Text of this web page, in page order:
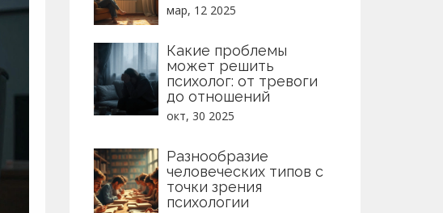
мар, 12 2025
Какие проблемы
может решить
психолог: от тревоги
до отношений
окт, 30 2025
Разнообразие
человеческих типов с
точки зрения
психологии